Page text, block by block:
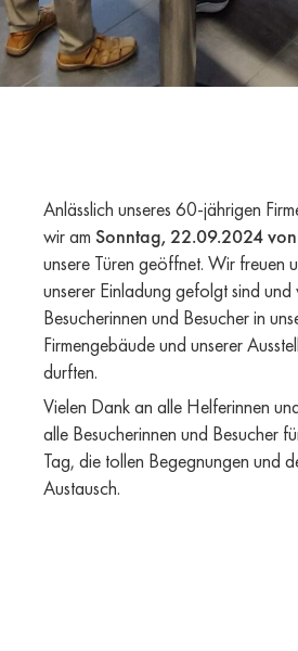
Anlässlich unseres 60-jährigen
wir am Sonntag, 22.09.2024
unsere Türen geöffnet. Wir freuen
unserer Einladung gefolgt sind
Besucherinnen und Besucher in
Firmengebäude und unserer
durften.
Vielen Dank an alle Helferinnen
alle Besucherinnen und Besucher
Tag, die tollen Begegnungen und
Austausch.